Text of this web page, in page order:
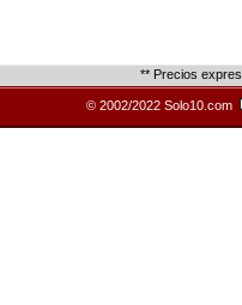
** Precios
© 2002/2022 Solo10.com